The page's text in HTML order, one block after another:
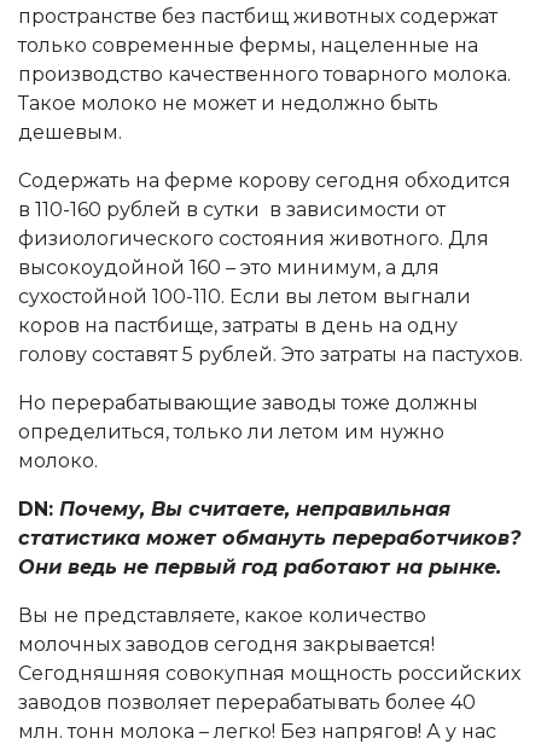
пространстве без пастбищ животных содержат
только современные фермы, нацеленные на
производство качественного товарного молока.
Такое молоко не может и недолжно быть
дешевым.
Содержать на ферме корову сегодня обходится
в 110-160 рублей в сутки в зависимости от
физиологического состояния животного. Для
высокоудойной 160 – это минимум, а для
сухостойной 100-110. Если вы летом выгнали
коров на пастбище, затраты в день на одну
голову составят 5 рублей. Это затраты на пастухов.
Но перерабатывающие заводы тоже должны
определиться, только ли летом им нужно
молоко.
DN: Почему, Вы считаете, неправильная
статистика может обмануть переработчиков?
Они ведь не первый год работают на рынке.
Вы не представляете, какое количество
молочных заводов сегодня закрывается!
Сегодняшняя совокупная мощность российских
заводов позволяет перерабатывать более 40
млн. тонн молока – легко! Без напрягов! А у нас